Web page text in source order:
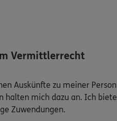
Vermittlerrecht
Auskünfte zu meiner
halten mich dazu an. Ich
Zuwendungen.